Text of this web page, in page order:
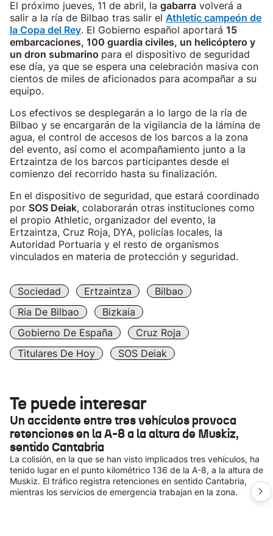
El próximo jueves, 11 de abril, la gabarra volverá a
salir a la ría de Bilbao tras salir el Athletic campeón de
la Copa del Rey. El Gobierno español aportará 15
embarcaciones, 100 guardia civiles, un helicóptero y
un dron submarino para el dispositivo de seguridad
ese día, ya que se espera una celebración masiva con
cientos de miles de aficionados para acompañar a su
equipo.
Los efectivos se desplegarán a lo largo de la ría de
Bilbao y se encargarán de la vigilancia de la lámina de
agua, el control de accesos de los barcos a la zona
del evento, así como el acompañamiento junto a la
Ertzaintza de los barcos participantes desde el
comienzo del recorrido hasta su finalización.
En el dispositivo de seguridad, que estará coordinado
por SOS Deiak, colaborarán otras instituciones como
el propio Athletic, organizador del evento, la
Ertzaintza, Cruz Roja, DYA, policías locales, la
Autoridad Portuaria y el resto de organismos
vinculados en materia de protección y seguridad.
Sociedad Ertzaintza
Bilbao
Ria De Bilbao
Bizkaia
Gobierno De España
Cruz Roja
Titulares De Hoy
SOS Deiak
Te puede interesar
Un accidente entre tres vehículos provoca
retenciones en la A-8 a la altura de Muskiz,
sentido Cantabria
La colisión, en la que se han visto implicados tres vehículos, ha
tenido lugar en el punto kilométrico 136 de la A-8, a la altura de
Muskiz. El tráfico registra retenciones en sentido Cantabria,
mientras los servicios de emergencia trabajan en la zona.